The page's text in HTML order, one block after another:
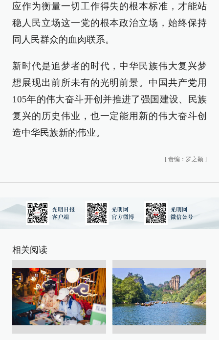
应作为衡量一切工作得失的根本标准，才能站
稳人民立场这一党的根本政治立场，始终保持
同人民群众的血肉联系。
新时代是追梦者的时代，中华民族伟大复兴梦
想展现出前所未有的光明前景。中国共产党用
105年的伟大奋斗开创并推进了强国建设、民族
复兴的历史伟业，也一定能用新的伟大奋斗创
造中华民族新的伟业。
[ 责编：罗之颖 ]
相关阅读